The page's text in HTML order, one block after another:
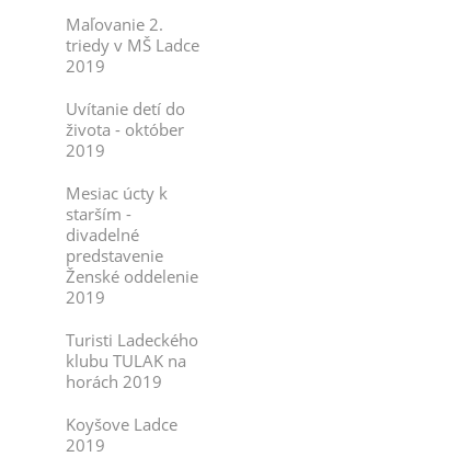
Maľovanie 2.
triedy v MŠ Ladce
2019
Uvítanie detí do
života - október
2019
Mesiac úcty k
starším -
divadelné
predstavenie
Ženské oddelenie
2019
Turisti Ladeckého
klubu TULAK na
horách 2019
Koyšove Ladce
2019